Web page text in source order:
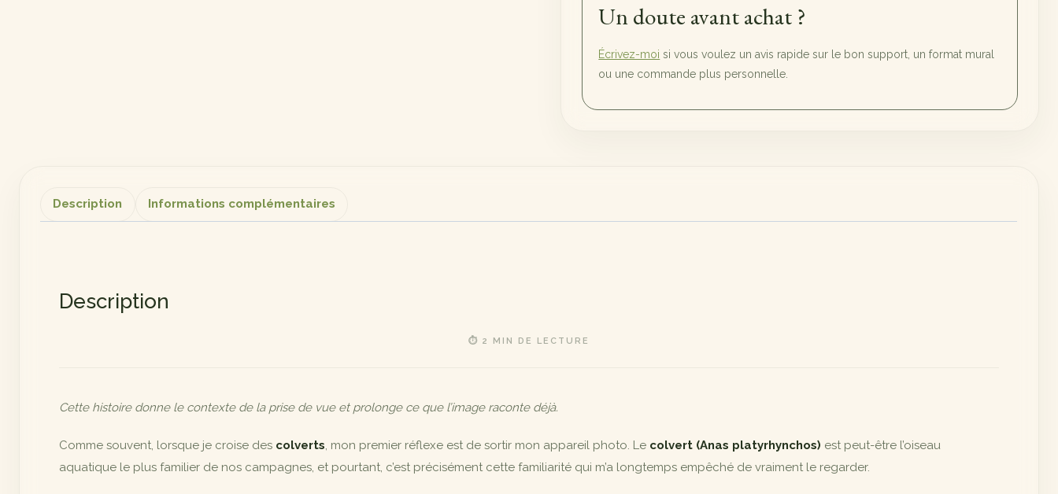
Un doute avant achat ?
Écrivez-moi si vous voulez un avis rapide sur le bon support, un format mural
ou une commande plus personnelle.
Description Informations complémentaires
Description
⏱ 2 MIN DE LECTURE
Cette histoire donne le contexte de la prise de vue et prolonge ce que l’image raconte déjà.
Comme souvent, lorsque je croise des colverts, mon premier réflexe est de sortir mon appareil photo. Le colvert (Anas platyrhynchos) est peut-être l’oiseau
aquatique le plus familier de nos campagnes, et pourtant, c’est précisément cette familiarité qui m’a longtemps empêché de vraiment le regarder.